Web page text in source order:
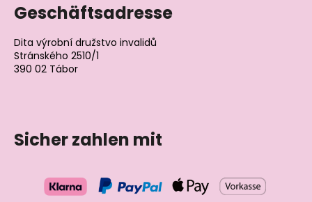
Geschäftsadresse
Dita výrobní družstvo invalidů
Stránského 2510/1
390 02 Tábor
Sicher zahlen mit